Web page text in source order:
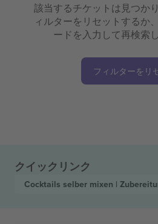
該当するチケットは見つか
ィルターをリセットするか
ードを入力して再検索
フィルターをリ
クイックリンク
Cocktails selber mixen |